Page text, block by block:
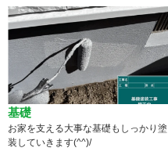
基礎
お家を支える大事な基礎もしっかり塗
装していきます(^^)/